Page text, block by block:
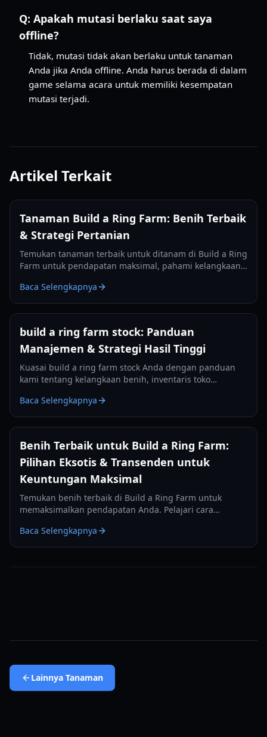
Q: Apakah mutasi berlaku saat saya
offline?
Tidak, mutasi tidak akan berlaku untuk tanaman
Anda jika Anda offline. Anda harus berada di dalam
game selama acara untuk memiliki kesempatan
mutasi terjadi.
Artikel Terkait
Tanaman Build a Ring Farm: Benih Terbaik
& Strategi Pertanian
Temukan tanaman terbaik untuk ditanam di Build a Ring
Farm untuk pendapatan maksimal, pahami kelangkaan
pada tahun 2026.
Baca Selengkapnya
build a ring farm stock: Panduan
Manajemen & Strategi Hasil Tinggi
Kuasai build a ring farm stock Anda dengan panduan
kami tentang kelangkaan benih, inventaris toko
tahun 2026.
Baca Selengkapnya
Benih Terbaik untuk Build a Ring Farm:
Pilihan Eksotis & Transenden untuk
Keuntungan Maksimal
Temukan benih terbaik di Build a Ring Farm untuk
memaksimalkan pendapatan Anda. Pelajari cara
Moonflower dan Void Fruit untuk mendominasi papan
peringkat.
Baca Selengkapnya
Lainnya Tanaman